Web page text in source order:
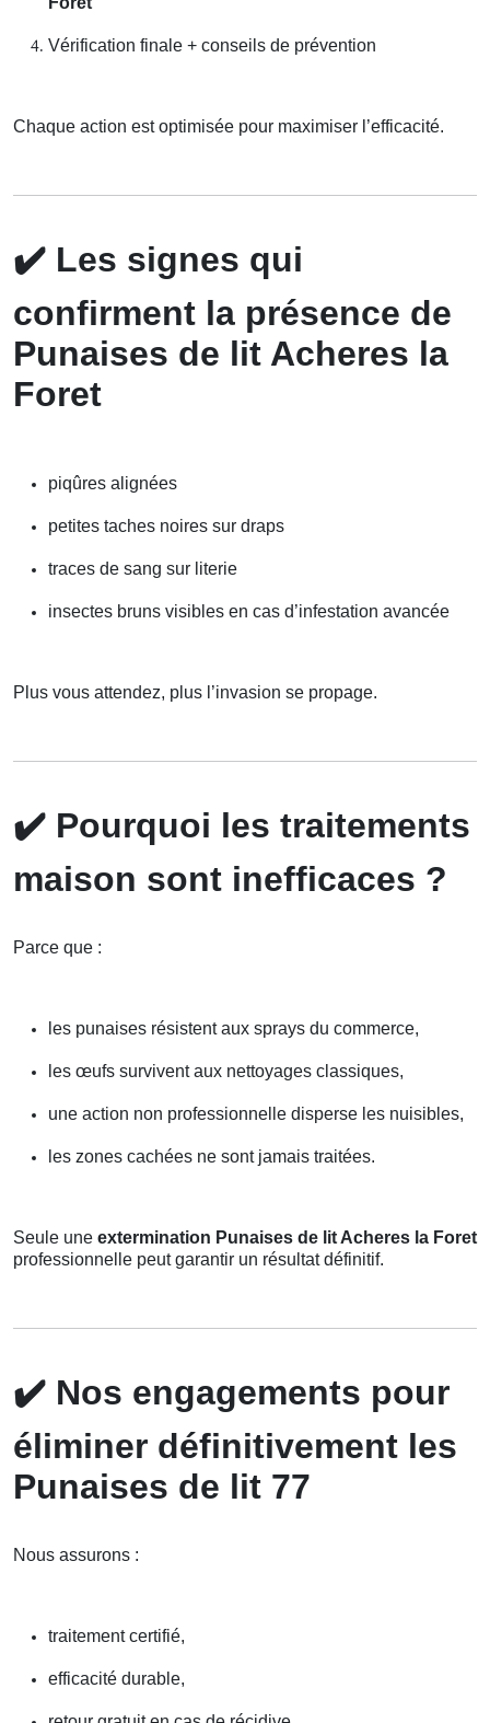
Vérification finale + conseils de prévention
Chaque action est optimisée pour maximiser l’efficacité.
✔️ Les signes qui
confirment la présence de
Punaises de lit Acheres la
Foret
piqûres alignées
petites taches noires sur draps
traces de sang sur literie
insectes bruns visibles en cas d’infestation avancée
Plus vous attendez, plus l’invasion se propage.
✔️ Pourquoi les traitements
maison sont inefficaces ?
Parce que :
les punaises résistent aux sprays du commerce,
les œufs survivent aux nettoyages classiques,
une action non professionnelle disperse les nuisibles,
les zones cachées ne sont jamais traitées.
Seule une extermination Punaises de lit Acheres la Foret
professionnelle peut garantir un résultat définitif.
✔️ Nos engagements pour
éliminer définitivement les
Punaises de lit 77
Nous assurons :
traitement certifié,
efficacité durable,